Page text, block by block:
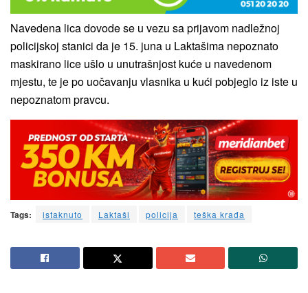
Navedena lica dovode se u vezu sa prijavom nadležnoj
policijskoj stanici da je 15. juna u Laktašima nepoznato
maskirano lice ušlo u unutrašnjost kuće u navedenom
mjestu, te je po uočavanju vlasnika u kući pobjeglo iz iste u
nepoznatom pravcu.
Tags: istaknuto Laktaši policija teška krađa